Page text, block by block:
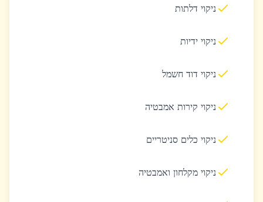
ניקוי דלתות
ניקוי ידיות
ניקוי דוד חשמל
ניקוי קירות אמבטיה
ניקוי כלים סניטריים
ניקוי מקלחון ואמבטיה